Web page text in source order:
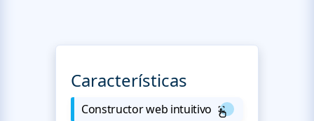
Características
Constructor web intuitivo